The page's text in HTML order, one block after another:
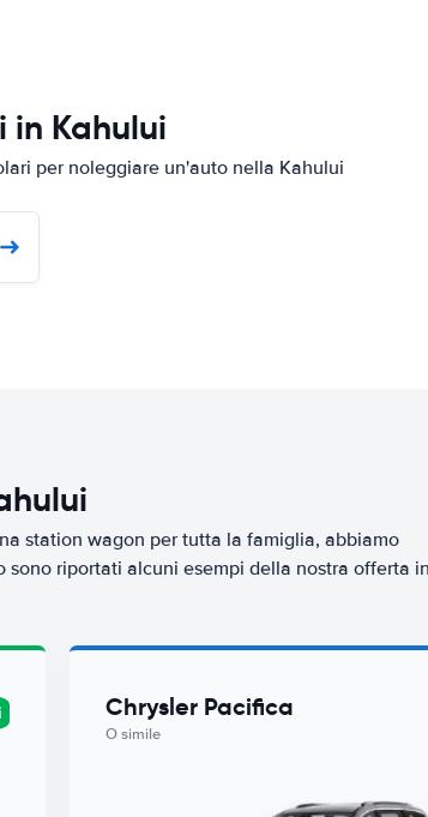
Kahului
per noleggiare un'auto nella Kahului
station wagon per tutta la famiglia, abbiamo
sono riportati alcuni esempi della nostra offerta in
Chrysler Pacifica
O simile